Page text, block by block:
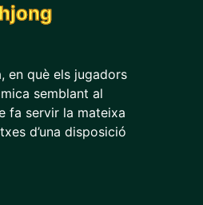
en què els jugadors
semblant al
fa servir la mateixa
d’una disposició